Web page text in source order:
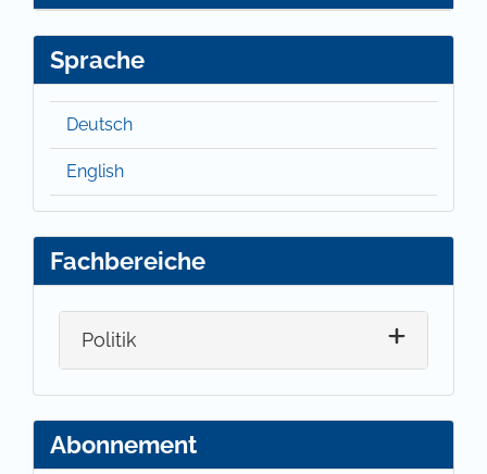
Sprache
Deutsch
English
Fachbereiche
Politik
Abonnement